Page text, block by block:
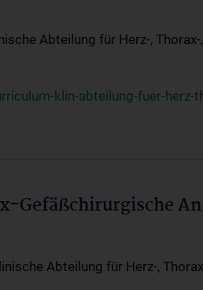
Abteilung für Herz-,
klin-abteilung-fuer-herz-
Gefäßchirurgische
Abteilung für Herz-,